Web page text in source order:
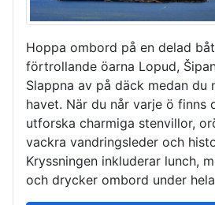
Hoppa ombord på en delad
förtrollande öarna Lopud,
Slappna av på däck medan du
havet. När du når varje ö finns
utforska charmiga stenvillor,
vackra vandringsleder och
Kryssningen inkluderar lunch,
och drycker ombord under